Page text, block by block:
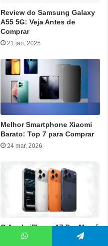
Review do Samsung Galaxy
A55 5G: Veja Antes de
Comprar
21 jan, 2025
Melhor Smartphone Xiaomi
Barato: Top 7 para Comprar
24 mar, 2026
O Apple iPhone 17 Pro Max é
Bom? Veja Antes de Comprar